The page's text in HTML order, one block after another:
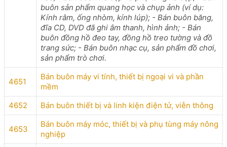
buôn sản phẩm quang học và chụp ảnh (ví dụ:
Kính râm, ống nhòm, kính lúp); - Bán buôn băng,
đĩa CD, DVD đã ghi âm thanh, hình ảnh; - Bán
buôn đồng hồ đeo tay, đồng hồ treo tường và đồ
trang sức; - Bán buôn nhạc cụ, sản phẩm đồ chơi,
sản phẩm trò chơi.
4651
Bán buôn máy vi tính, thiết bị ngoại vi và phần
mềm
4652
Bán buôn thiết bị và linh kiện điện tử, viễn thông
4653
Bán buôn máy móc, thiết bị và phụ tùng máy nông
nghiệp